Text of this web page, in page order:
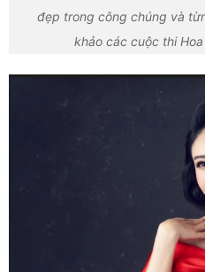
đẹp trong công chúng và
khảo các cuộc thi